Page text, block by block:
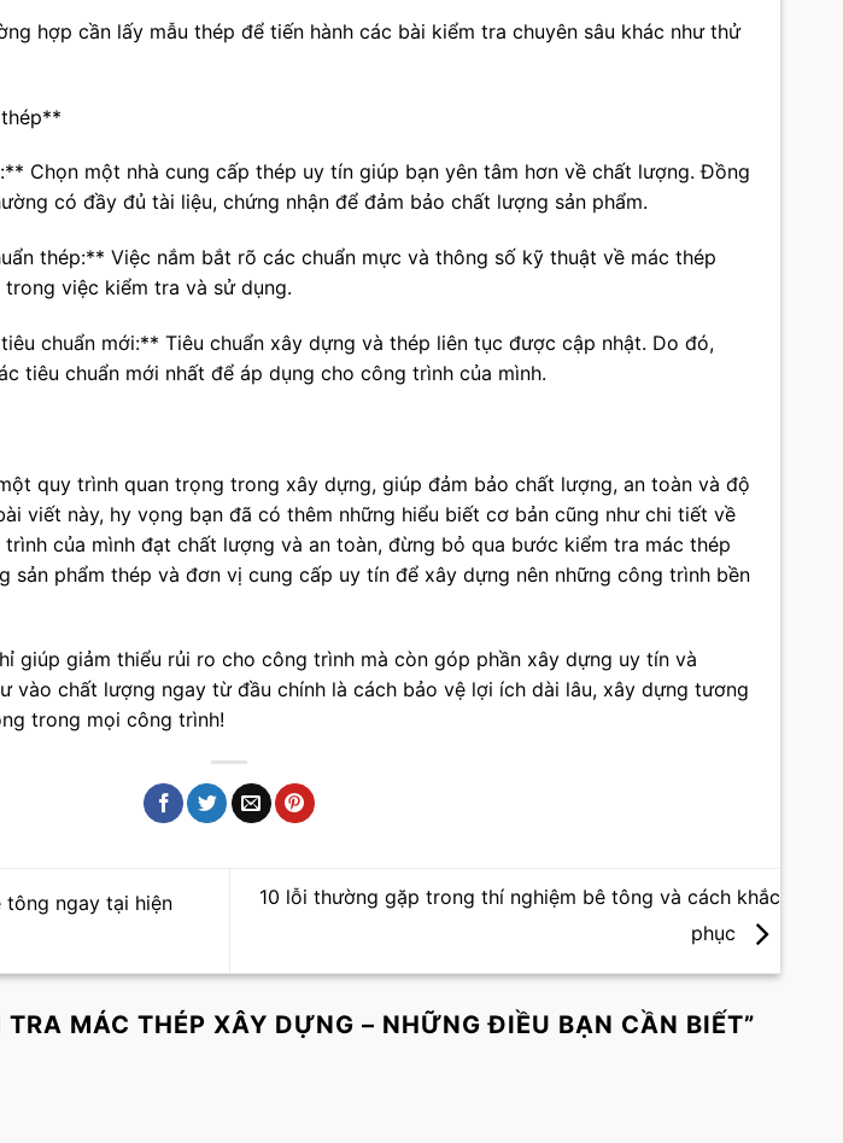
hợp cần lấy mẫu thép để tiến hành các bài kiểm tra chuyên sâu khác như thử
Chọn một nhà cung cấp thép uy tín giúp bạn yên tâm hơn về chất lượng. Đồng
có đầy đủ tài liệu, chứng nhận để đảm bảo chất lượng sản phẩm.
thép:** Việc nắm bắt rõ các chuẩn mực và thông số kỹ thuật về mác thép
việc kiểm tra và sử dụng.
chuẩn mới:** Tiêu chuẩn xây dựng và thép liên tục được cập nhật. Do đó,
tiêu chuẩn mới nhất để áp dụng cho công trình của mình.
quy trình quan trọng trong xây dựng, giúp đảm bảo chất lượng, an toàn và độ
viết này, hy vọng bạn đã có thêm những hiểu biết cơ bản cũng như chi tiết về
của mình đạt chất lượng và an toàn, đừng bỏ qua bước kiểm tra mác thép
sản phẩm thép và đơn vị cung cấp uy tín để xây dựng nên những công trình bền
giúp giảm thiểu rủi ro cho công trình mà còn góp phần xây dựng uy tín và
vào chất lượng ngay từ đầu chính là cách bảo vệ lợi ích dài lâu, xây dựng tương
trong mọi công trình!
tông ngay tại hiện
10 lỗi thường gặp trong thí nghiệm bê tông và cách khắc
phục
TRA MÁC THÉP XÂY DỰNG – NHỮNG ĐIỀU BẠN CẦN BIẾT”